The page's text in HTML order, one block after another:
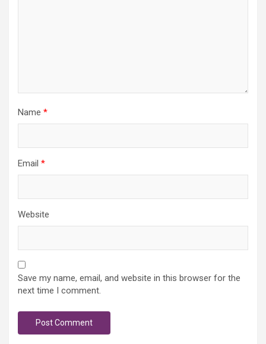
Name *
Email *
Website
Save my name, email, and website in this browser for the
next time I comment.